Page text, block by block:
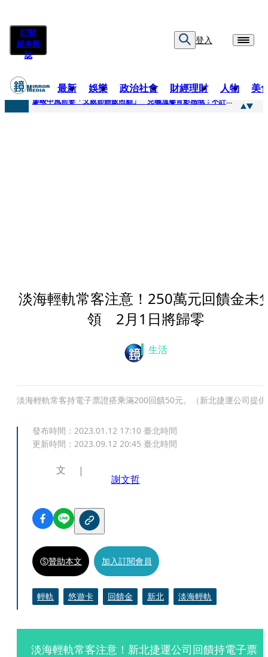
訂閱
紙本雜
誌
登入
最新 娛樂 政治社會 財經理財 人物 美
快訊
廖峻中風前妻「父親節餵飯照顧」 兒曬溫馨背影感慨：不計前嫌的真愛
淡海輕軌常客注意！250萬元回饋金未
領 2月1日將歸零
生活
淡海輕軌常客持電子票證搭乘滿200回饋50元。（新北捷運公司提
發布時間： 2023.01.12 17:10 臺北時間
更新時間： 2023.09.12 20:45 臺北時間
文
謝文哲
贊助本文 加入訂閱會員
輕軌 悠遊卡 回饋金 新北 淡海輕軌
淡海輕軌常客注意！新北捷運公司回饋持電子票